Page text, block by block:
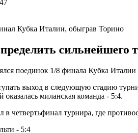
сильнейшего
поединок 1/8 финала Кубка
выход в следующую стадию
оказалась миланская команда - 5:4.
четвертьфинал турнира, где
- 5:4